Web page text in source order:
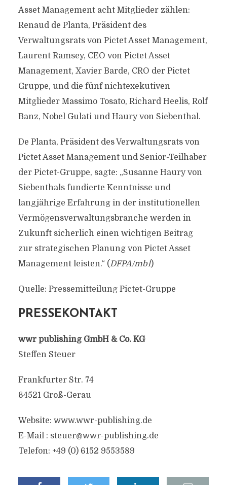
Asset Management acht Mitglieder zählen:
Renaud de Planta, Präsident des
Verwaltungsrats von Pictet Asset Management,
Laurent Ramsey, CEO von Pictet Asset
Management, Xavier Barde, CRO der Pictet
Gruppe, und die fünf nichtexekutiven
Mitglieder Massimo Tosato, Richard Heelis, Rolf
Banz, Nobel Gulati und Haury von Siebenthal.
De Planta, Präsident des Verwaltungsrats von
Pictet Asset Management und Senior-Teilhaber
der Pictet-Gruppe, sagte: „Susanne Haury von
Siebenthals fundierte Kenntnisse und
langjährige Erfahrung in der institutionellen
Vermögensverwaltungsbranche werden in
Zukunft sicherlich einen wichtigen Beitrag
zur strategischen Planung von Pictet Asset
Management leisten.“ (DFPA/mb1)
Quelle: Pressemitteilung Pictet-Gruppe
PRESSEKONTAKT
wwr publishing GmbH & Co. KG
Steffen Steuer
Frankfurter Str. 74
64521 Groß-Gerau
Website: www.wwr-publishing.de
E-Mail : steuer@wwr-publishing.de
Telefon: +49 (0) 6152 9553589